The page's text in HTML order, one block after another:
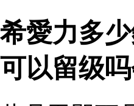
希愛力多
可以留级